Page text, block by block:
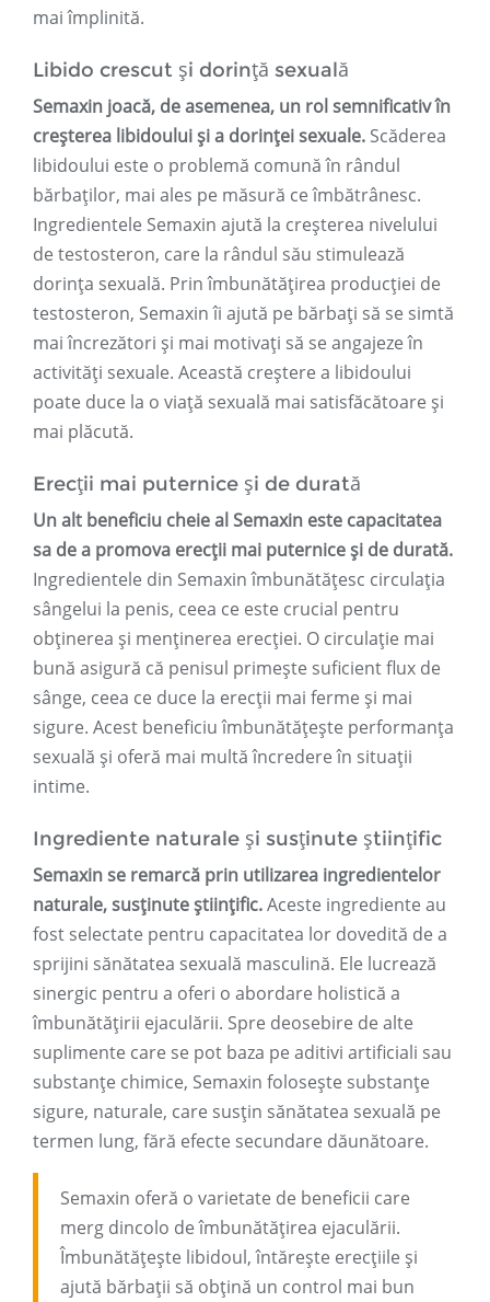
mai împlinită.
Libido crescut și dorință sexuală
Semaxin joacă, de asemenea, un rol semnificativ în
creșterea libidoului și a dorinței sexuale. Scăderea
libidoului este o problemă comună în rândul
bărbaților, mai ales pe măsură ce îmbătrânesc.
Ingredientele Semaxin ajută la creșterea nivelului
de testosteron, care la rândul său stimulează
dorința sexuală. Prin îmbunătățirea producției de
testosteron, Semaxin îi ajută pe bărbați să se simtă
mai încrezători și mai motivați să se angajeze în
activități sexuale. Această creștere a libidoului
poate duce la o viață sexuală mai satisfăcătoare și
mai plăcută.
Erecții mai puternice și de durată
Un alt beneficiu cheie al Semaxin este capacitatea
sa de a promova erecții mai puternice și de durată.
Ingredientele din Semaxin îmbunătățesc circulația
sângelui la penis, ceea ce este crucial pentru
obținerea și menținerea erecției. O circulație mai
bună asigură că penisul primește suficient flux de
sânge, ceea ce duce la erecții mai ferme și mai
sigure. Acest beneficiu îmbunătățește performanța
sexuală și oferă mai multă încredere în situații
intime.
Ingrediente naturale și susținute științific
Semaxin se remarcă prin utilizarea ingredientelor
naturale, susținute științific.Aceste ingrediente au
fost selectate pentru capacitatea lor dovedită de a
sprijini sănătatea sexuală masculină. Ele lucrează
sinergic pentru a oferi o abordare holistică a
îmbunătățirii ejaculării. Spre deosebire de alte
suplimente care se pot baza pe aditivi artificiali sau
substanțe chimice, Semaxin folosește substanțe
sigure, naturale, care susțin sănătatea sexuală pe
termen lung, fără efecte secundare dăunătoare.
Semaxin oferă o varietate de beneficii care
merg dincolo de îmbunătățirea ejaculării.
Îmbunătățește libidoul, întărește erecțiile și
ajută bărbații să obțină un control mai bun